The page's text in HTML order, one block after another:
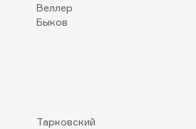
Веллер
Быков
Тарковский